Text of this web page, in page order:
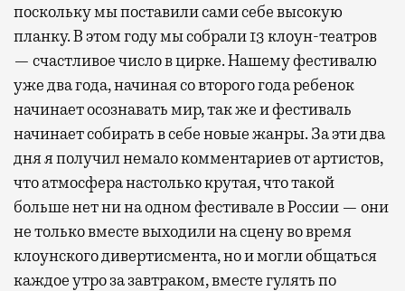
поскольку мы поставили сами себе высокую
планку. В этом году мы собрали 13 клоун-театров
— счастливое число в цирке. Нашему фестивалю
уже два года, начиная со второго года ребенок
начинает осознавать мир, так же и фестиваль
начинает собирать в себе новые жанры. За эти два
дня я получил немало комментариев от артистов,
что атмосфера настолько крутая, что такой
больше нет ни на одном фестивале в России — они
не только вместе выходили на сцену во время
клоунского дивертисмента, но и могли общаться
каждое утро за завтраком, вместе гулять по